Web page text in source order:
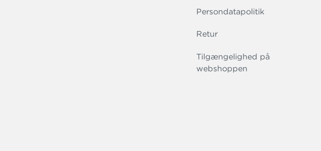
Persondatapolitik
Retur
Tilgængelighed på
webshoppen